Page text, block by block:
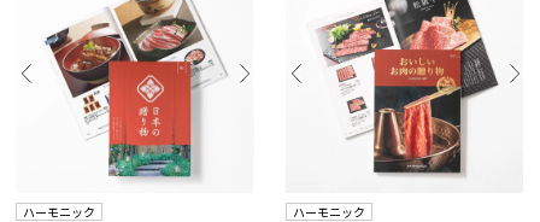
ハーモニック ハーモニック